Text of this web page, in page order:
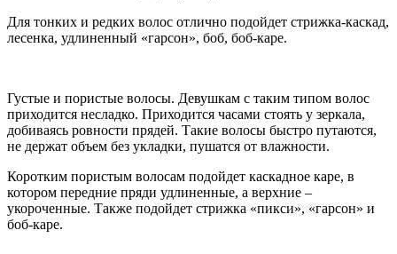
Для тонких и редких волос отлично подойдет стрижка-каскад,
лесенка, удлиненный «гарсон», боб, боб-каре.
Густые и пористые волосы. Девушкам с таким типом волос
приходится несладко. Приходится часами стоять у зеркала,
добиваясь ровности прядей. Такие волосы быстро путаются,
не держат объем без укладки, пушатся от влажности.
Коротким пористым волосам подойдет каскадное каре, в
котором передние пряди удлиненные, а верхние –
укороченные. Также подойдет стрижка «пикси», «гарсон» и
боб-каре.